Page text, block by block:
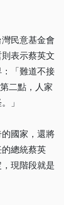
民意基金會
表示蔡英文
「難道不接
二點，人家
」
國家，還將
總統蔡英
現階段就是